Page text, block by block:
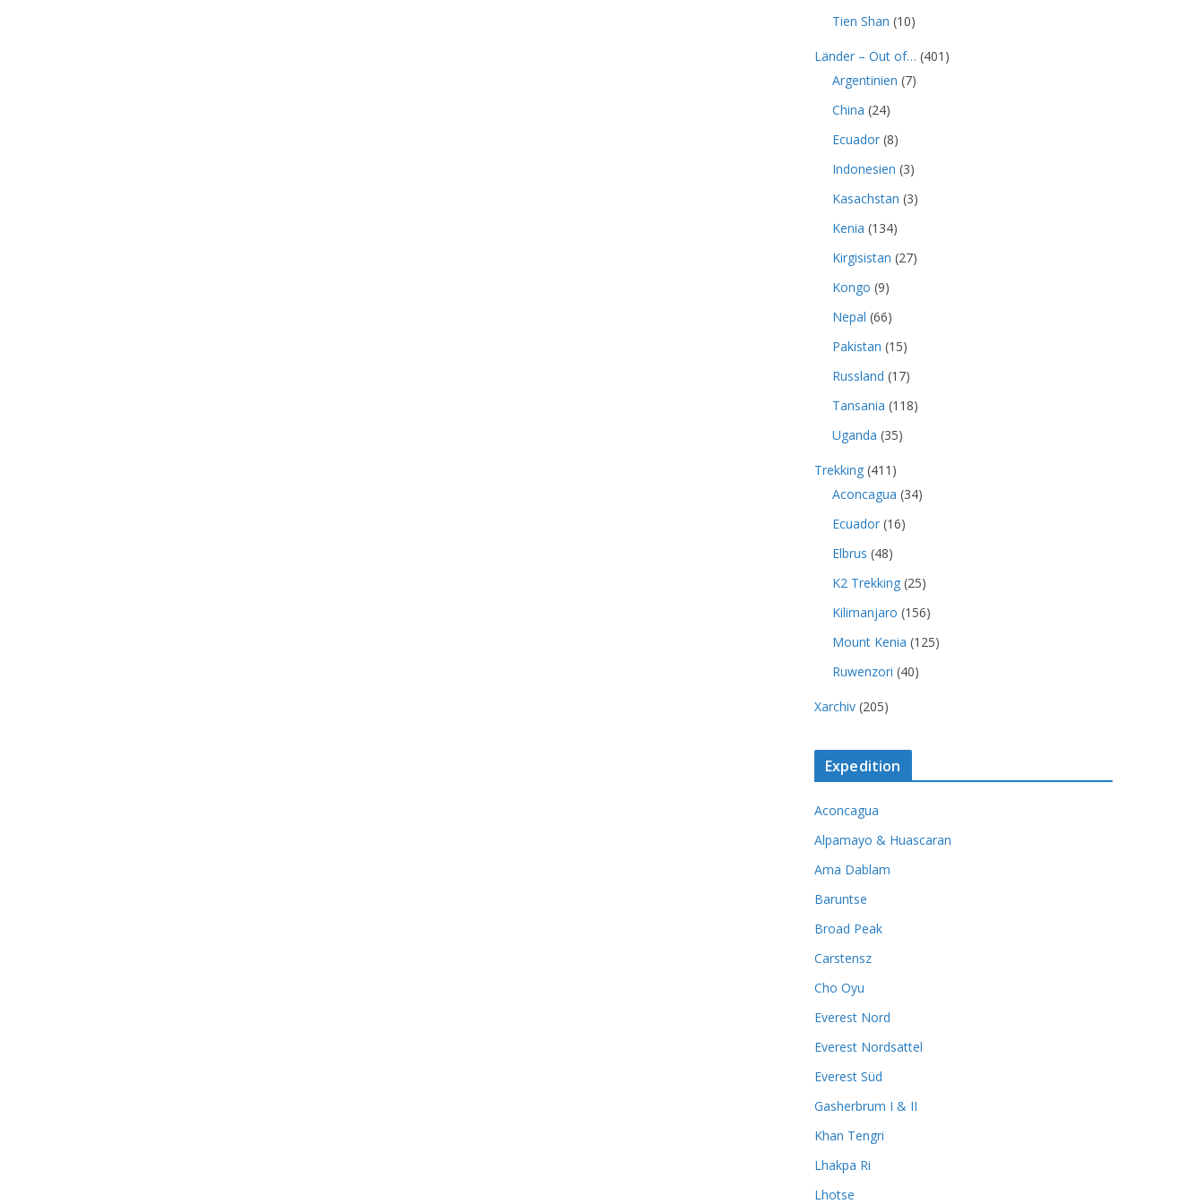
Tien Shan (10)
Länder – Out of… (401)
Argentinien (7)
China (24)
Ecuador (8)
Indonesien (3)
Kasachstan (3)
Kenia (134)
Kirgisistan (27)
Kongo (9)
Nepal (66)
Pakistan (15)
Russland (17)
Tansania (118)
Uganda (35)
Trekking (411)
Aconcagua (34)
Ecuador (16)
Elbrus (48)
K2 Trekking (25)
Kilimanjaro (156)
Mount Kenia (125)
Ruwenzori (40)
Xarchiv (205)
Expedition
Aconcagua
Alpamayo & Huascaran
Ama Dablam
Baruntse
Broad Peak
Carstensz
Cho Oyu
Everest Nord
Everest Nordsattel
Everest Süd
Gasherbrum I & II
Khan Tengri
Lhakpa Ri
Lhotse